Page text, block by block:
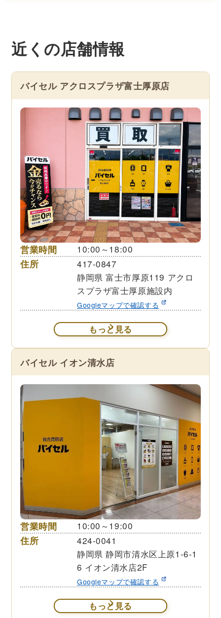
近くの店舗情報
バイセル アクロスプラザ富士厚原店
営業時間 10:00～18:00
住所
417-0847
静岡県 富士市厚原119 アクロ
スプラザ富士厚原施設内
Googleマップで確認する
もっと見る
バイセル イオン清水店
営業時間 10:00～19:00
住所
424-0041
静岡県 静岡市清水区上原1-6-1
6 イオン清水店2F
Googleマップで確認する
もっと見る